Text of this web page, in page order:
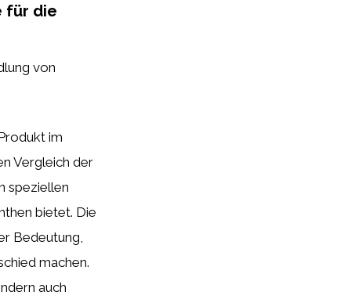
für die
von
im
Vergleich der
speziellen
bietet. Die
Bedeutung,
machen.
auch